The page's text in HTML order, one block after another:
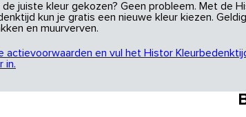
de juiste kleur gekozen? Geen probleem. Met de
kun je gratis een nieuwe kleur kiezen.
en muurverven.
actievoorwaarden en vul het Histor
in.